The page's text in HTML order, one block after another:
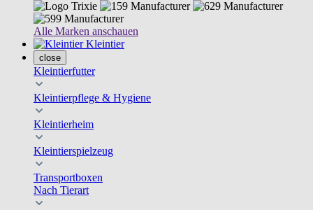
Alle Marken anschauen
Kleintier
close
Kleintierfutter
Kleintierpflege & Hygiene
Kleintierheim
Kleintierspielzeug
Transportboxen
Nach Tierart